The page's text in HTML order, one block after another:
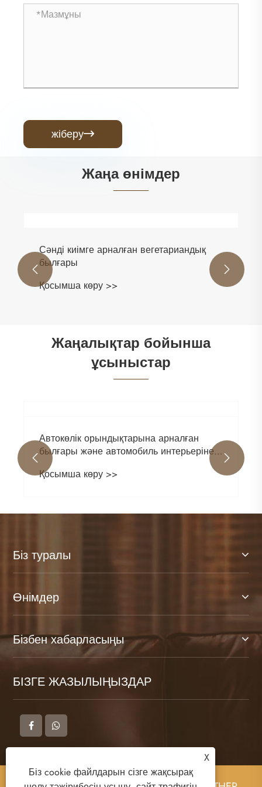
жіберу
Жаңа өнімдер
Сәнді киімге арналған вегетариандық
былғары
Автокөлік орындықтарына арналған
былғары және автомобиль интерьеріне
арналған микроталшықты былғары
Қосымша көру >>
X
Біз cookie файлдарын сізге жақсырақ